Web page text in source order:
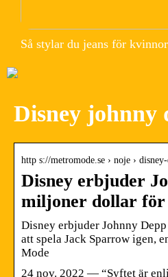
Så stylar du jeans för
Disney johnny
http s://metromode.se › noje ›
Disney erbjuder
miljoner dollar
Disney erbjuder Johnny
att spela Jack Sparrow igen,
Mode
24 nov. 2022 — “Syftet är